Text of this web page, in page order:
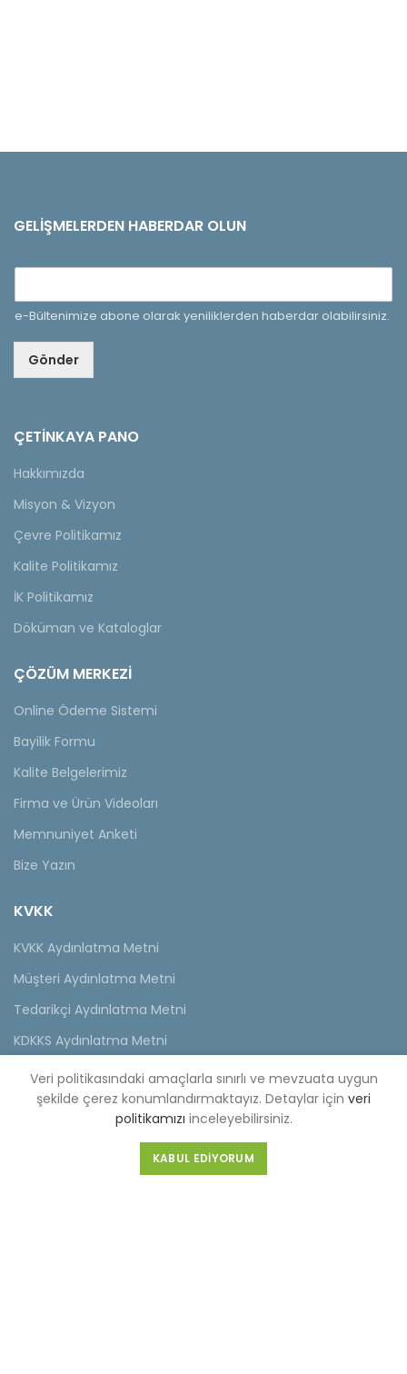
GELIŞMELERDEN HABERDAR OLUN
e-Bültenimize abone olarak yeniliklerden haberdar olabilirsiniz.
Gönder
ÇETINKAYA PANO
Hakkımızda
Misyon & Vizyon
Çevre Politikamız
Kalite Politikamız
İK Politikamız
Döküman ve Kataloglar
ÇÖZÜM MERKEZİ
Online Ödeme Sistemi
Bayilik Formu
Kalite Belgelerimiz
Firma ve Ürün Videoları
Memnuniyet Anketi
Bize Yazın
KVKK
KVKK Aydınlatma Metni
Müşteri Aydınlatma Metni
Tedarikçi Aydınlatma Metni
KDKKS Aydınlatma Metni
Kişisel Veri Başvuru Formu
FABRİKA (MERKEZ)
Selahattin Eyyubi Mahallesi Piri Reis Caddesi No:6 Kıraç/
Veri politikasındaki amaçlarla sınırlı ve mevzuata uygun
şekilde çerez konumlandırmaktayız. Detaylar için veri
politikamızı inceleyebilirsiniz.
KABUL EDIYORUM